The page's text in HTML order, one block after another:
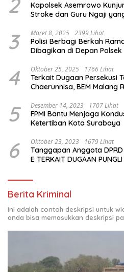
2
Kapolsek Asemrowo
Stroke dan Guru Ngaji
3 Maret 8, 2025 2399 Lihat
Polisi Berbagi Berkah
Dibagikan di Depan
4 Oktober 25, 2025 1766 Lihat
Terkait Dugaan Persekusi
Chaerunnisa, BEM Malang
5 Desember 14, 2023 1707 Lihat
FPMI Bantu Menjaga
Ketertiban Kota Surabaya
6 Oktober 23, 2023 1679 Lihat
Tanggapan Anggota
E TERKAIT DUGAAN
Berita Kriminal
Ini adalah contoh deskripsi untuk
anda bisa memasukkan deskripsi